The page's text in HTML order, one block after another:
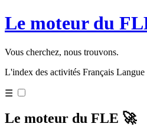
Le moteur du
Vous cherchez, nous trouvons.
L'index des activités Français
☰
Le moteur du FLE 🚀